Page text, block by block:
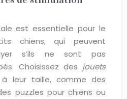
est essentielle pour le
chiens, qui peuvent
s’ils ne sont pas
Choisissez des jouets
leur taille, comme des
puzzles pour chiens ou